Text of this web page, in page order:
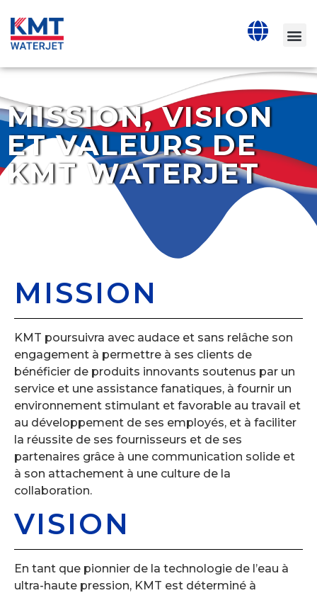
MISSION, VISION
ET VALEURS DE
KMT WATERJET
MISSION
KMT poursuivra avec audace et sans relâche son
engagement à permettre à ses clients de
bénéficier de produits innovants soutenus par un
service et une assistance fanatiques, à fournir un
environnement stimulant et favorable au travail et
au développement de ses employés, et à faciliter
la réussite de ses fournisseurs et de ses
partenaires grâce à une communication solide et
à son attachement à une culture de la
collaboration.
VISION
En tant que pionnier de la technologie de l’eau à
ultra-haute pression, KMT est déterminé à